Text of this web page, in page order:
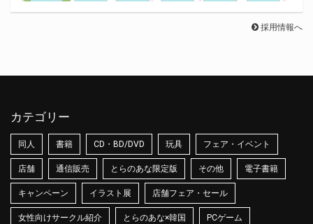
採用情報へ
カテゴリー
同人 書籍 CD・BD/DVD 玩具 フェア・イベント
店舗 通信販売 とらのあな限定版 その他 電子書籍
キャンペーン イラスト展 店舗フェア・セール
女性向けサークル紹介 とらのあな×韓国 PCゲーム